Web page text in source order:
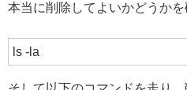
本当に削除してよいかどうかを
ls -la